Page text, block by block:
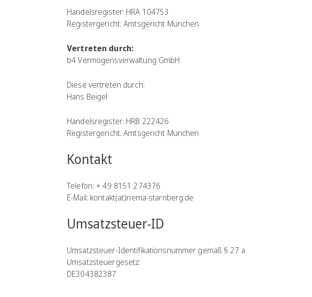
Handelsregister: HRA 104753
Registergericht: Amtsgericht München
Vertreten durch:
b4 Vermögensverwaltung GmbH
Diese vertreten durch:
Hans Beigel
Handelsregister: HRB 222426
Registergericht: Amtsgericht München
Kontakt
Telefon: + 49 8151 274376
E-Mail: kontakt(at)nema-starnberg.de
Umsatzsteuer-ID
Umsatzsteuer-Identifikationsnummer gemäß § 27 a
Umsatzsteuergesetz:
DE304382387